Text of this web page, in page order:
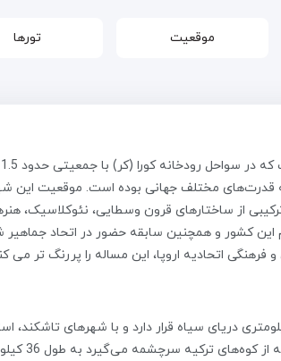
موقعیت تورها
قدرت‌های مختلف جهانی بوده است. موقعیت این
از ساختارهای قرون وسطایی، نئوکلاسیک،
این کشور و همچنین سابقه حضور در اتحاد
اتحادیه اروپا، این مساله را پررنگ تر می
شهر در 120 کیلومتری رشته کوه قفقاز بزرگ و 250 کیلومتری دریای سیاه
ساحل